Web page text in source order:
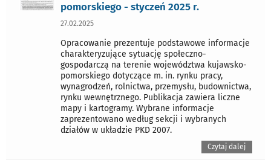
pomorskiego - styczeń 2025 r.
27.02.2025
Opracowanie prezentuje podstawowe informacje
charakteryzujące sytuację społeczno-
gospodarczą na terenie województwa kujawsko-
pomorskiego dotyczące m. in. rynku pracy,
wynagrodzeń, rolnictwa, przemysłu, budownictwa,
rynku wewnętrznego. Publikacja zawiera liczne
mapy i kartogramy. Wybrane informacje
zaprezentowano według sekcji i wybranych
działów w układzie PKD 2007.
Czytaj dalej